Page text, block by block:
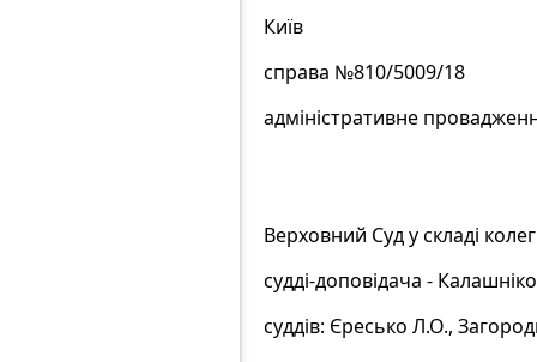
Київ
справа №810/5009/18
адміністративне
Верховний Суд у складі
судді-доповідача -
суддів: Єресько Л.О.,